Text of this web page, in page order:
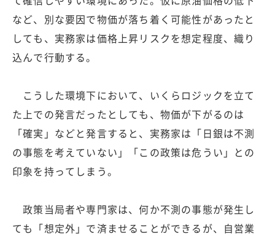
など、別な要因で物価が落ち着く可能性があったと
しても、実務家は価格上昇リスクを想定程度、織り
込んで行動する。
こうした環境下において、いくらロジックを立て
た上での発言だったとしても、物価が下がるのは
「確実」などと発言すると、実務家は「日銀は不測
の事態を考えていない」「この政策は危うい」との
印象を持ってしまう。
政策当局者や専門家は、何か不測の事態が発生し
ても「想定外」で済ませることができるが、自営業